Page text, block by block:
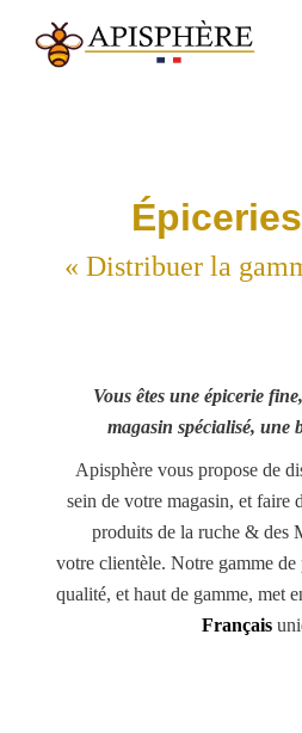
« Distribuer la
Vous êtes une épicerie
magasin spécialisé,
Apisphère vous propose de
sein de votre magasin, et faire
produits de la ruche & des
votre clientèle. Notre gamme
qualité, et haut de gamme, met
Français